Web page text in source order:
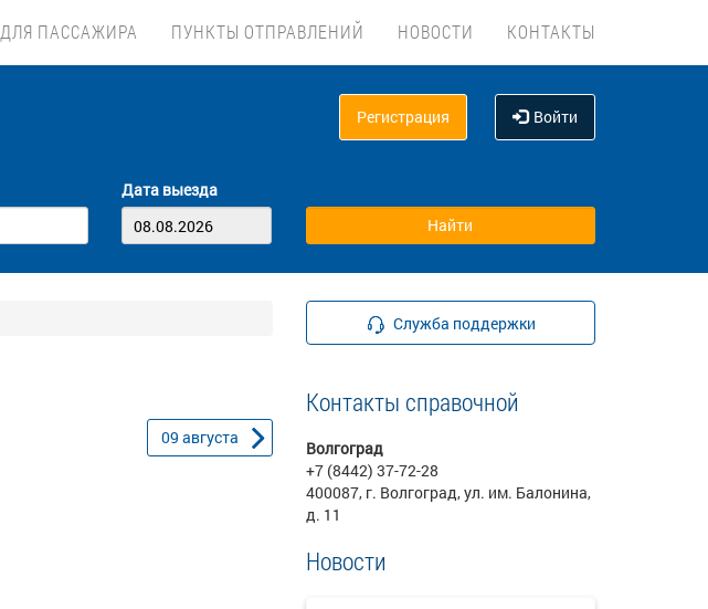
ДЛЯ ПАССАЖИРА ПУНКТЫ ОТПРАВЛЕНИЙ НОВОСТИ КОНТАКТЫ
Регистрация Войти
Дата выезда
09 августа
Служба поддержки
Контакты справочной
Волгоград
+7 (8442) 37-72-28
400087, г. Волгоград, ул. им. Балонина,
д. 11
Новости